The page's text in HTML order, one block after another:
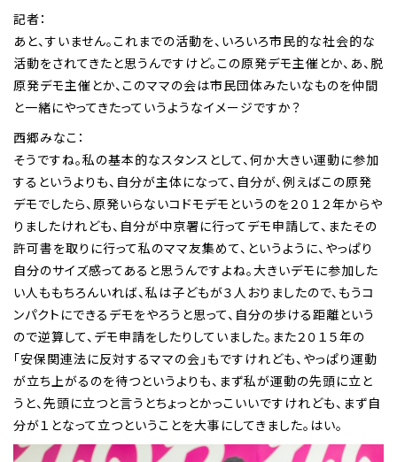
記者：
あと、すいません。これまでの活動を、いろいろ市民的な社会的な
活動をされてきたと思うんですけど。この原発デモ主催とか、あ、脱
原発デモ主催とか、このママの会は市民団体みたいなものを仲間
と一緒にやってきたっていうようなイメージですか？
西郷みなこ：
そうですね。私の基本的なスタンスとして、何か大きい運動に参加
するというよりも、自分が主体になって、自分が、例えばこの原発
デモでしたら、原発いらないコドモデモというのを２０１２年からや
りましたけれども、自分が中京署に行ってデモ申請して、またその
許可書を取りに行って私のママ友集めて、というように、やっぱり
自分のサイズ感ってあると思うんですよね。大きいデモに参加した
い人ももちろんいれば、私は子どもが３人おりましたので、もうコ
ンパクトにできるデモをやろうと思って、自分の歩ける距離という
ので逆算して、デモ申請をしたりしていました。また２０１５年の
「安保関連法に反対するママの会」もですけれども、やっぱり運動
が立ち上がるのを待つというよりも、まず私が運動の先頭に立と
うと、先頭に立つと言うとちょっとかっこいいですけれども、まず自
分が１となって立つということを大事にしてきました。はい。